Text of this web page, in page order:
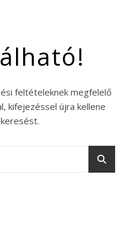
feltételeknek megfelelő
kifejezéssel újra kellene